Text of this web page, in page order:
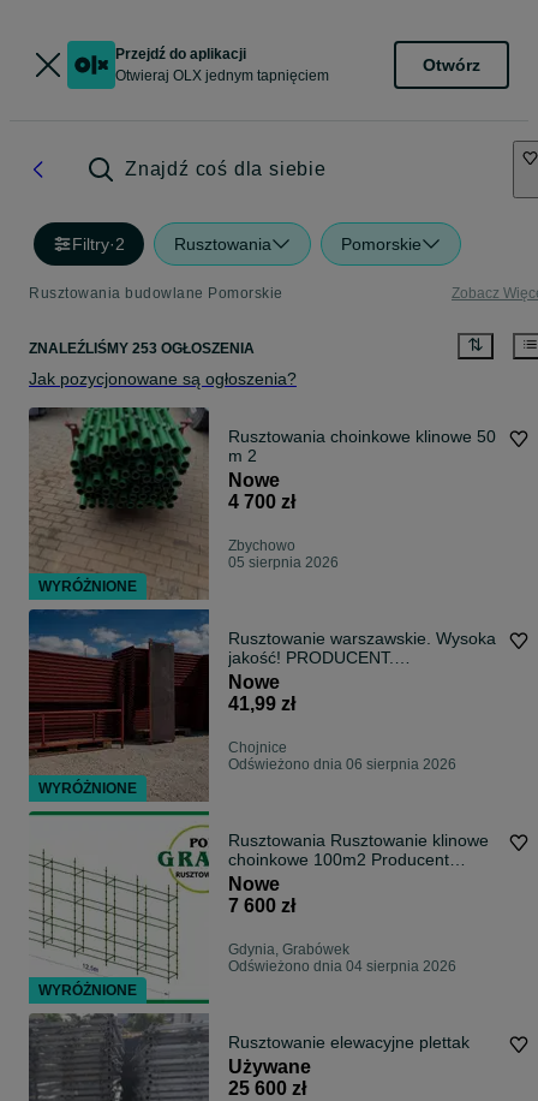
Przejdź do aplikacji
Otwieraj OLX jednym tapnięciem
Otwórz
Znajdź coś dla siebie
Filtry·2 Rusztowania Pomorskie
Rusztowania budowlane Pomorskie Zobacz
ZNALEŹLIŚMY 253 OGŁOSZENIA
Jak pozycjonowane są ogłoszenia?
Rusztowania choinkowe klinowe 50
m 2
Nowe
4 700 zł
Zbychowo
05 sierpnia 2026
Rusztowanie warszawskie. Wysoka
jakość! PRODUCENT.
TRANSPORT
Nowe
41,99 zł
Chojnice
Odświeżono dnia 06 sierpnia 2026
Rusztowania Rusztowanie klinowe
choinkowe 100m2 Producent
DOSTAWA 24H
Nowe
7 600 zł
Gdynia, Grabówek
Odświeżono dnia 04 sierpnia 2026
Rusztowanie elewacyjne plettak
Używane
25 600 zł
WYRÓŻNIONE
WYRÓŻNIONE
WYRÓŻNIONE